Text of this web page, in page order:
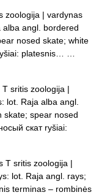
zoologija | vardynas
angl. bordered
nosed skate; white
platesnis… …
sritis zoologija |
lot. Raja alba angl.
skate; spear nosed
скат ryšiai:
T sritis zoologija |
lot. Raja angl. rays;
terminas – rombinės